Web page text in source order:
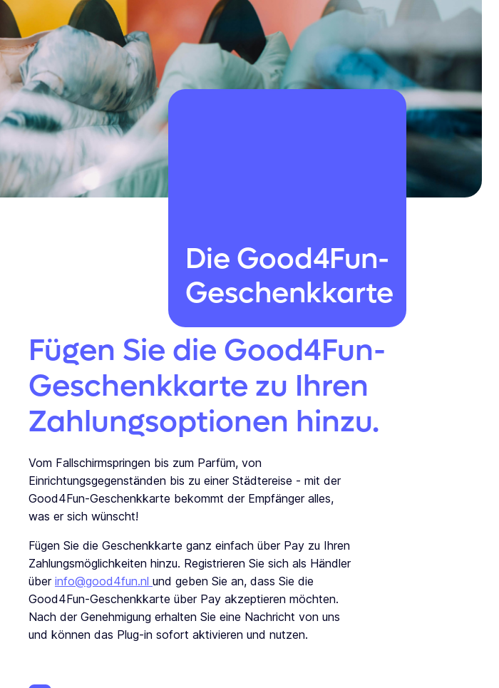
Die Good4Fun-
Geschenkkarte
Fügen Sie die Good4Fun-
Geschenkkarte zu Ihren
Zahlungsoptionen hinzu.
Vom Fallschirmspringen bis zum Parfüm, von
Einrichtungsgegenständen bis zu einer Städtereise - mit der
Good4Fun-Geschenkkarte bekommt der Empfänger alles,
was er sich wünscht!
Fügen Sie die Geschenkkarte ganz einfach über Pay zu Ihren
Zahlungsmöglichkeiten hinzu. Registrieren Sie sich als Händler
über info@good4fun.nl und geben Sie an, dass Sie die
Good4Fun-Geschenkkarte über Pay akzeptieren möchten.
Nach der Genehmigung erhalten Sie eine Nachricht von uns
und können das Plug-in sofort aktivieren und nutzen.